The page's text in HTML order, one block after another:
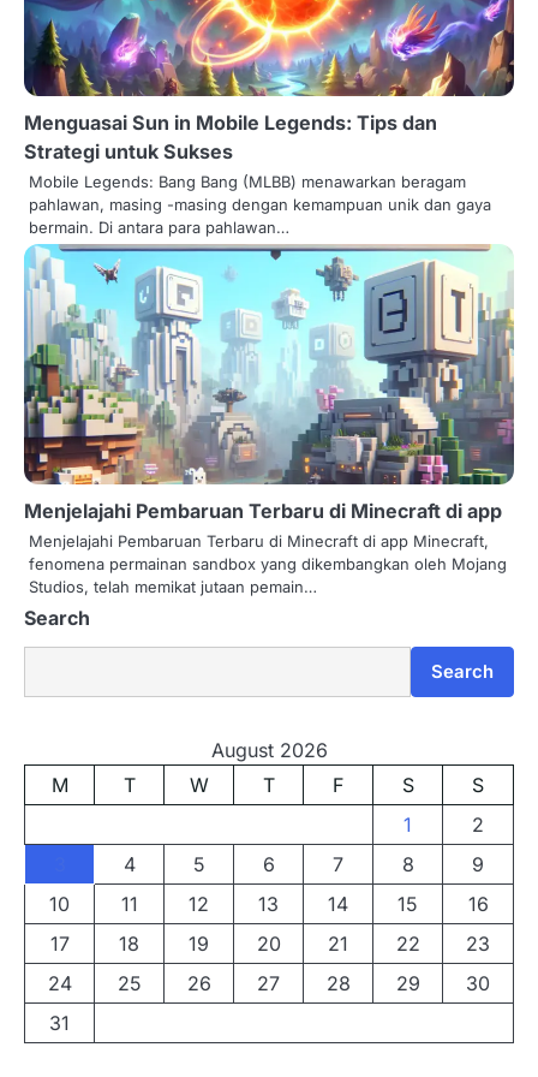
Menguasai Sun in Mobile Legends: Tips dan
Strategi untuk Sukses
Mobile Legends: Bang Bang (MLBB) menawarkan beragam
pahlawan, masing -masing dengan kemampuan unik dan gaya
bermain. Di antara para pahlawan…
Menjelajahi Pembaruan Terbaru di Minecraft di app
Menjelajahi Pembaruan Terbaru di Minecraft di app Minecraft,
fenomena permainan sandbox yang dikembangkan oleh Mojang
Studios, telah memikat jutaan pemain…
Search
Search
August 2026
M
T W T F S
S
1
2
4 5 6 7 8
9
10
11 12 13 14 15
16
17
18 19 20 21 22
23
24
25 26 27 28 29
30
31